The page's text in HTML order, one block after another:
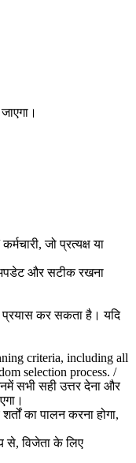
जो प्रत्यक्ष या
अपडेट और सटीक रखना
प्रयास कर सकता है। यदि
criteria, including all
selection process. /
सभी सही उत्तर देना और
का पालन करना होगा,
से, विजेता के लिए